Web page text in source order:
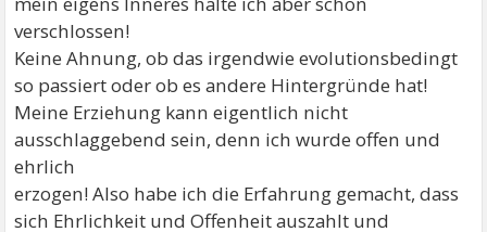
verschlossen!
Keine Ahnung, ob das irgendwie evolutionsbedingt
so passiert oder ob es andere Hintergründe hat!
Meine Erziehung kann eigentlich nicht
ausschlaggebend sein, denn ich wurde offen und
ehrlich
erzogen! Also habe ich die Erfahrung gemacht, dass
sich Ehrlichkeit und Offenheit auszahlt und